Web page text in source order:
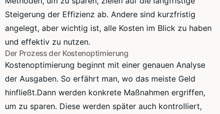
Steigerung der Effizienz ab. Andere sind kurzfristig
angelegt, aber wichtig ist, alle Kosten im Blick zu haben
und effektiv zu nutzen.
Der Prozess der Kostenoptimierung
Kostenoptimierung beginnt mit einer genauen Analyse
der Ausgaben. So erfährt man, wo das meiste Geld
hinfließt.Dann werden konkrete Maßnahmen ergriffen,
um zu sparen. Diese werden später auch kontrolliert,